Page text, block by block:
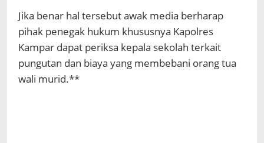
Jika benar hal tersebut awak media berharap
pihak penegak hukum khususnya Kapolres
Kampar dapat periksa kepala sekolah terkait
pungutan dan biaya yang membebani orang tua
wali murid.**